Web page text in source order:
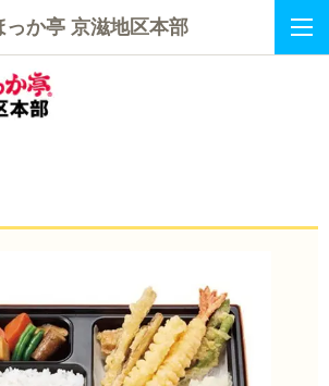
っか亭 京滋地区本部